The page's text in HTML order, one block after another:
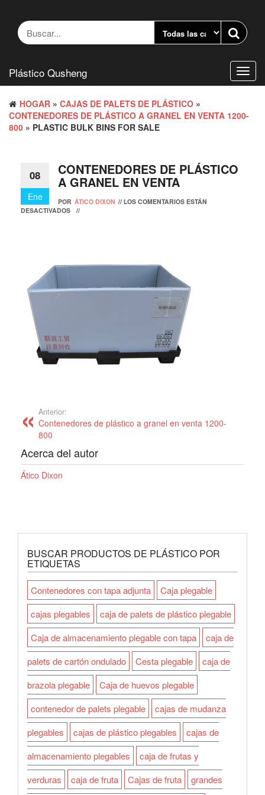
contenido
Plástico Qusheng
HOGAR » CAJAS DE PALETS DE PLÁSTICO »
CONTENEDORES DE PLÁSTICO A GRANEL EN VENTA 1200-
800 » PLASTIC BULK BINS FOR SALE
08
Ene
CONTENEDORES DE PLÁSTICO
A GRANEL EN VENTA
POR ÁTICO DIXON // LOS COMENTARIOS ESTÁN
DESACTIVADOS
//
Anterior:
Contenedores de plástico a granel en venta 1200-
800
Acerca del autor
Ático Dixon
BUSCAR PRODUCTOS DE PLÁSTICO POR
ETIQUETAS
Contenedores con tapa adjunta
Caja plegable
cajas plegables
caja de palets de plástico plegable
Caja de almacenamiento plegable con tapa
caja de
palets de cartón ondulado
Cesta plegable
caja de
brazola plegable
Caja de huevos plegable
contenedor de palets plegable
cajas de mudanza
plegables
cajas de plástico plegables
cajas de
almacenamiento plegables
caja de frutas y
verduras
caja de fruta Cajas de fruta grandes